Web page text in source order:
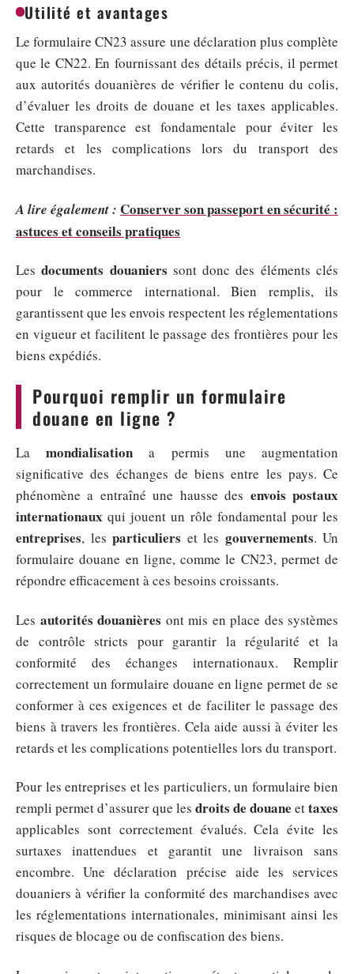
Utilité et avantages
Le formulaire CN23 assure une déclaration plus complète
que le CN22. En fournissant des détails précis, il permet
aux autorités douanières de vérifier le contenu du colis,
d’évaluer les droits de douane et les taxes applicables.
Cette transparence est fondamentale pour éviter les
retards et les complications lors du transport des
marchandises.
A lire également : Conserver son passeport en sécurité :
astuces et conseils pratiques
Lesdocuments douaniers sont donc des éléments clés
pour le commerce international. Bien remplis, ils
garantissent que les envois respectent les réglementations
en vigueur et facilitent le passage des frontières pour les
biens expédiés.
Pourquoi remplir un formulaire
douane en ligne ?
Lamondialisation a permis une augmentation
significative des échanges de biens entre les pays. Ce
phénomène a entraîné une hausse des envois postaux
internationaux qui jouent un rôle fondamental pour les
entreprises, les particuliers et les gouvernements. Un
formulaire douane en ligne, comme le CN23, permet de
répondre efficacement à ces besoins croissants.
Les autorités douanières ont mis en place des systèmes
de contrôle stricts pour garantir la régularité et la
conformité des échanges internationaux. Remplir
correctement un formulaire douane en ligne permet de se
conformer à ces exigences et de faciliter le passage des
biens à travers les frontières. Cela aide aussi à éviter les
retards et les complications potentielles lors du transport.
Pour les entreprises et les particuliers, un formulaire bien
rempli permet d’assurer que les droits de douane ettaxes
applicables sont correctement évalués. Cela évite les
surtaxes inattendues et garantit une livraison sans
encombre. Une déclaration précise aide les services
douaniers à vérifier la conformité des marchandises avec
les réglementations internationales, minimisant ainsi les
risques de blocage ou de confiscation des biens.